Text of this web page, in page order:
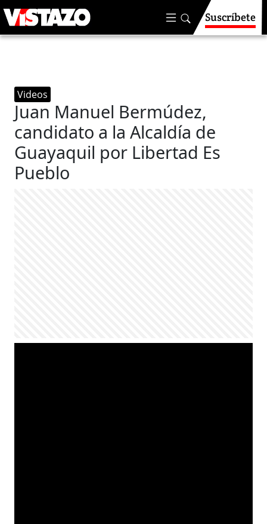
Suscríbete
Videos
Juan Manuel Bermúdez,
candidato a la Alcaldía de
Guayaquil por Libertad Es
Pueblo